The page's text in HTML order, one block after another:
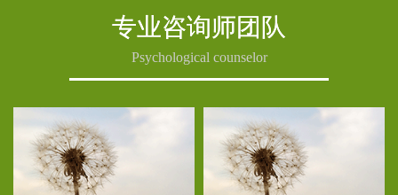
专业咨询师团队
Psychological counselor
Previous